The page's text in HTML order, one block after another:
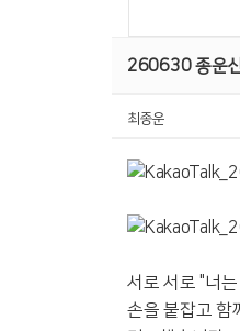
260630 종운
최종운
서로 서로 "너
손을 붙잡고 함